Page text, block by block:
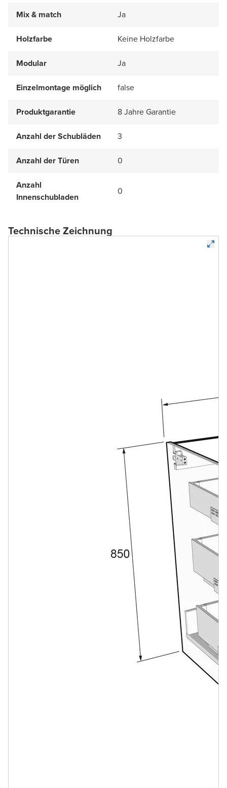
Mix & match Ja
Holzfarbe Keine Holzfarbe
Modular Ja
Einzelmontage möglich false
Produktgarantie 8 Jahre Garantie
Anzahl der Schubläden 3
Anzahl der Türen 0
Anzahl
Innenschubladen
0
Technische Zeichnung